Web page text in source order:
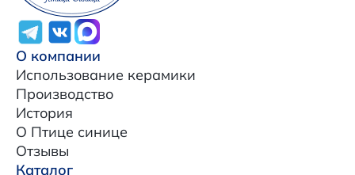
О компании
Использование керамики
Производство
История
О Птице синице
Отзывы
Каталог